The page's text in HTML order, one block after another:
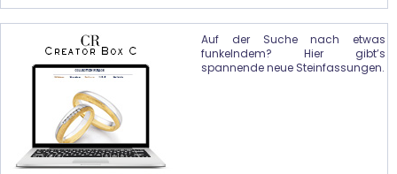
Auf der Suche nach etwas
funkelndem? Hier gibt’s
spannende neue Steinfassungen.